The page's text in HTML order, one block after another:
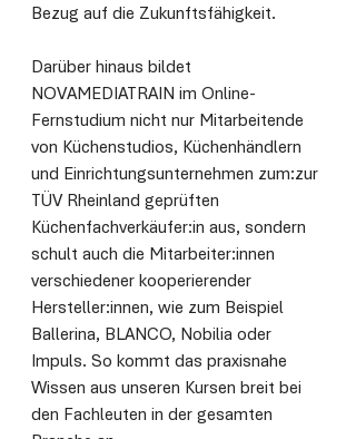
Bezug auf die Zukunftsfähigkeit.
Darüber hinaus bildet
NOVAMEDIATRAIN im Online-
Fernstudium nicht nur Mitarbeitende
von Küchenstudios, Küchenhändlern
und Einrichtungsunternehmen zum:zur
TÜV Rheinland geprüften
Küchenfachverkäufer:in aus, sondern
schult auch die Mitarbeiter:innen
verschiedener kooperierender
Hersteller:innen, wie zum Beispiel
Ballerina, BLANCO, Nobilia oder
Impuls. So kommt das praxisnahe
Wissen aus unseren Kursen breit bei
den Fachleuten in der gesamten